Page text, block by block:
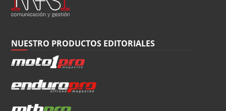
NUESTRO PRODUCTOS EDITORIALES